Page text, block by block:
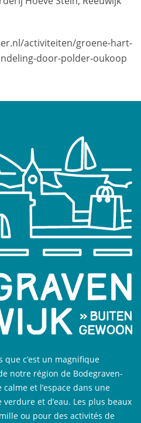
activiteiten/groene-hart-
door-polder-oukoop
que c’est un magnifique
notre région de Bodegraven-
et l’espace dans une
et d’eau. Les plus beaux
ou pour des activités de